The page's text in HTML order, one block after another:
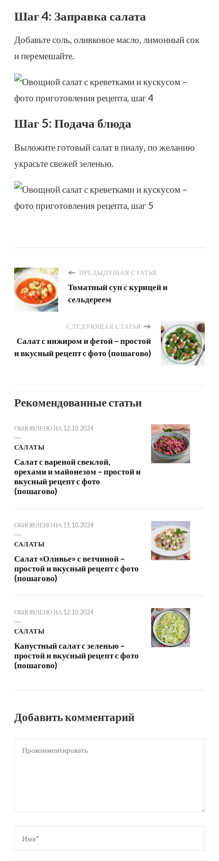
Шаг 4: Заправка салата
Добавьте соль, оливковое масло, лимонный сок
и перемешайте.
Шаг 5: Подача блюда
Выложите готовый салат в пиалу, по желанию
украсьте свежей зеленью.
ПРЕДЫДУЩАЯ СТАТЬЯ
Томатный суп с курицей и
сельдереем
СЛЕДУЮЩАЯ СТАТЬЯ
Салат с инжиром и фетой – простой
и вкусный рецепт с фото (пошагово)
Рекомендованные статьи
ОБНОВЛЕНО НА 12.10.2024
САЛАТЫ
Салат с вареной свеклой,
орехами и майонезом – простой и
вкусный рецепт с фото
(пошагово)
ОБНОВЛЕНО НА 11.10.2024
САЛАТЫ
Салат «Оливье» с ветчиной –
простой и вкусный рецепт с фото
(пошагово)
ОБНОВЛЕНО НА 12.10.2024
САЛАТЫ
Капустный салат с зеленью –
простой и вкусный рецепт с фото
(пошагово)
Добавить комментарий